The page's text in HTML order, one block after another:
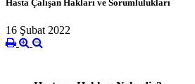
Hasta Çalışan Hakları ve Sorumlulukları
16 Şubat 2022